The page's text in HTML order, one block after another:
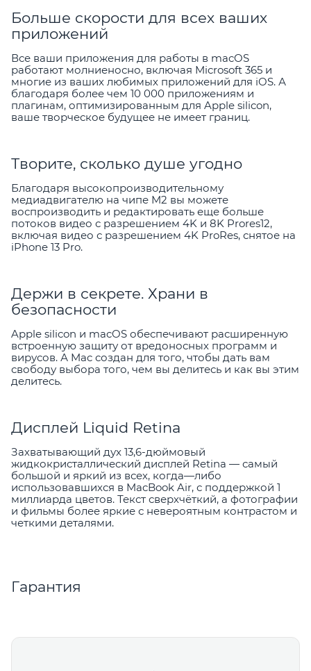
Больше скорости для всех ваших
приложений
Все ваши приложения для работы в macOS
работают молниеносно, включая Microsoft 365 и
многие из ваших любимых приложений для iOS. А
благодаря более чем 10 000 приложениям и
плагинам, оптимизированным для Apple silicon,
ваше творческое будущее не имеет границ.
Творите, сколько душе угодно
Благодаря высокопроизводительному
медиадвигателю на чипе M2 вы можете
воспроизводить и редактировать еще больше
потоков видео с разрешением 4K и 8K Prores12,
включая видео с разрешением 4K ProRes, снятое на
iPhone 13 Pro.
Держи в секрете. Храни в
безопасности
Apple silicon и macOS обеспечивают расширенную
встроенную защиту от вредоносных программ и
вирусов. А Mac создан для того, чтобы дать вам
свободу выбора того, чем вы делитесь и как вы этим
делитесь.
Дисплей Liquid Retina
Захватывающий дух 13,6-дюймовый
жидкокристаллический дисплей Retina — самый
большой и яркий из всех, когда—либо
использовавшихся в MacBook Air, с поддержкой 1
миллиарда цветов. Текст сверхчёткий, а фотографии
и фильмы более яркие с невероятным контрастом и
четкими деталями.
Гарантия